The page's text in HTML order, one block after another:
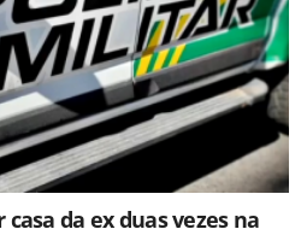
da ex duas vezes na